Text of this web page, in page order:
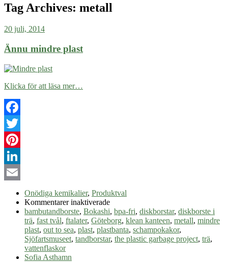
Tag Archives: metall
20 juli, 2014
Ännu mindre plast
Klicka för att läsa mer…
Facebook
Twitter
Pinterest
LinkedIn
Onödiga kemikalier, Produktval
Kommentarer inaktiveradeför
Ännu
mindre
plast
bambutandborste, Bokashi, bpa-fri, diskborstar, diskborste i
trä, fast tvål, ftalater, Göteborg, klean kanteen, metall, mindre
plast, out to sea, plast, plastbanta, schampokakor,
Sjöfartsmuseet, tandborstar, the plastic garbage project, trä,
vattenflaskor
Sofia Asthamn